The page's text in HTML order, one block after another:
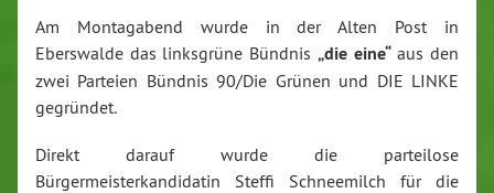
Am Montagabend wurde in der Alten Post in
Eberswalde das linksgrüne Bündnis „die eine“aus den
zwei Parteien Bündnis 90/Die Grünen und DIE LINKE
gegründet.
Direkt darauf wurde die parteilose
Bürgermeisterkandidatin Steffi Schneemilch für die